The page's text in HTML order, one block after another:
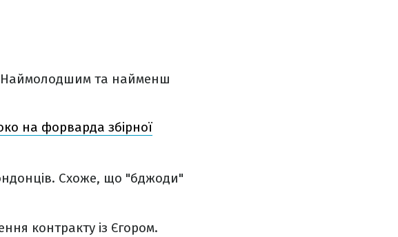
Наймолодшим та найменш
на форварда збірної
Схоже, що "бджоди"
контракту із Єгором.